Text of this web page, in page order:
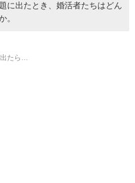
に出たとき、婚活者たちはどん
。
たら…